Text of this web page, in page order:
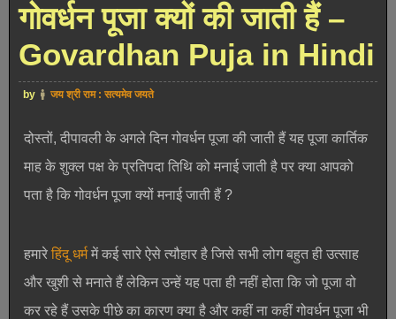
गोवर्धन पूजा क्यों की जाती हैं –
Govardhan Puja in Hindi
by जय श्री राम : सत्यमेव जयते
दोस्तों, दीपावली के अगले दिन गोवर्धन पूजा की जाती हैं यह पूजा कार्तिक
माह के शुक्ल पक्ष के प्रतिपदा तिथि को मनाई जाती है पर क्या आपको
पता है कि गोवर्धन पूजा क्यों मनाई जाती हैं ?
हमारेहिंदू धर्ममें कई सारे ऐसे त्यौहार है जिसे सभी लोग बहुत ही उत्साह
और खुशी से मनाते हैं लेकिन उन्हें यह पता ही नहीं होता कि जो पूजा वो
कर रहे हैं उसके पीछे का कारण क्या है और कहीं ना कहीं गोवर्धन पूजा भी